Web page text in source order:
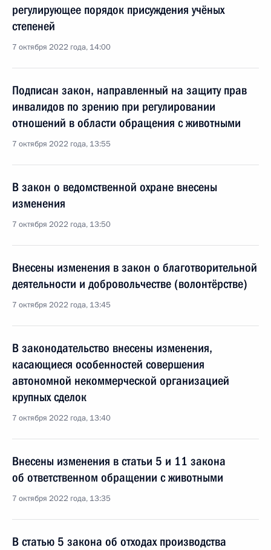
регулирующее порядок присуждения учёных
степеней
7 октября 2022 года, 14:00
Подписан закон, направленный на защиту прав
инвалидов по зрению при регулировании
отношений в области обращения с животными
7 октября 2022 года, 13:55
В закон о ведомственной охране внесены
изменения
7 октября 2022 года, 13:50
Внесены изменения в закон о благотворительной
деятельности и добровольчестве (волонтёрстве)
7 октября 2022 года, 13:45
В законодательство внесены изменения,
касающиеся особенностей совершения
автономной некоммерческой организацией
крупных сделок
7 октября 2022 года, 13:40
Внесены изменения в статьи 5 и 11 закона
об ответственном обращении с животными
7 октября 2022 года, 13:35
В статью 5 закона об отходах производства